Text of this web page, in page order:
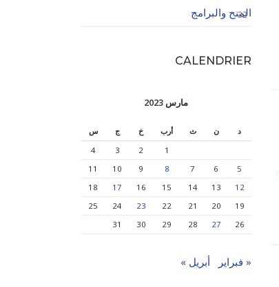
المنح والبرامج
32
CALENDRIER
مارس 2023
د ن ث أرب خ ج
س
1
2
3
4
5
6
7
8
9
10
11
12
13
14
15
16
17
18
19
20
21
22
23
24
25
26
27
28
29
30
31
« فبراير أبريل »